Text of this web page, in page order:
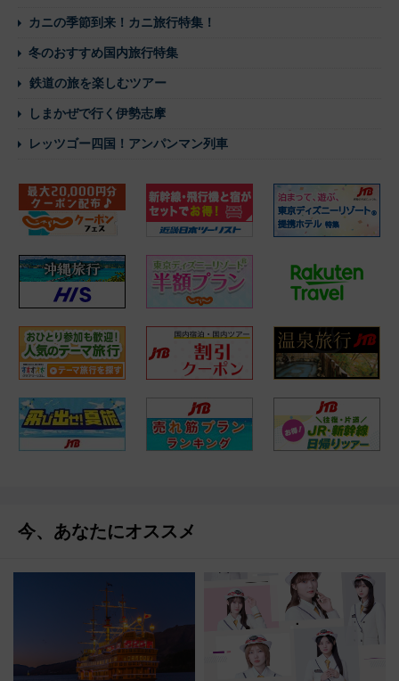
カニの季節到来！カニ旅行特集！
冬のおすすめ国内旅行特集
鉄道の旅を楽しむツアー
しまかぜで行く伊勢志摩
レッツゴー四国！アンパンマン列車
今、あなたにオススメ